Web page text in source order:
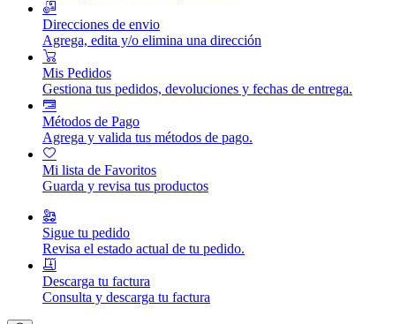
Direcciones de envio
Agrega, edita y/o elimina una dirección
Mis Pedidos
Gestiona tus pedidos, devoluciones y fechas de entrega.
Métodos de Pago
Agrega y valida tus métodos de pago.
Mi lista de Favoritos
Guarda y revisa tus productos
Sigue tu pedido
Revisa el estado actual de tu pedido.
Descarga tu factura
Consulta y descarga tu factura